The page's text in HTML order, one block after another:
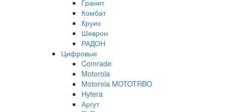
Гранит
Комбат
Круиз
Шеврон
РАДОН
Цифровые
Comrade
Motorola
Motorola MOTOTRBO
Hytera
Аргут